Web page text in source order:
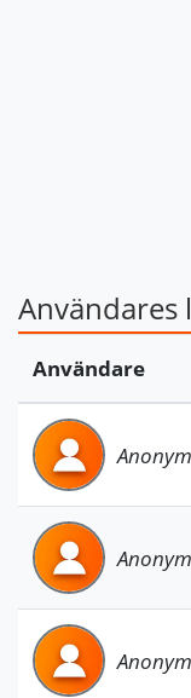
Användares
Användare
Anonym
Anonym
Anonym